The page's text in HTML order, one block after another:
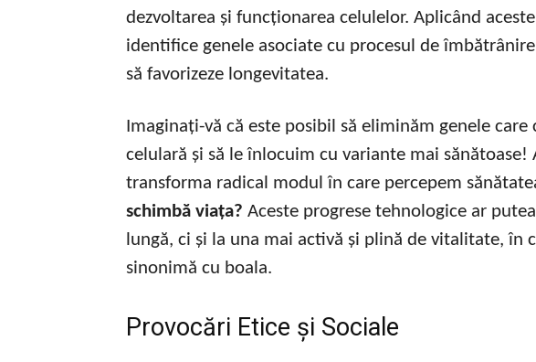
dezvoltarea și funcționarea celulelor. Aplicând
identifice genele asociate cu procesul de
să favorizeze longevitatea.
Imaginați-vă că este posibil să eliminăm genele
celulară și să le înlocuim cu variante mai sănătoase!
transforma radical modul în care percepem
schimbă viața? Aceste progrese tehnologice ar
lungă, ci și la una mai activă și plină de vitalitate, în
sinonimă cu boala.
Provocări Etice și Sociale